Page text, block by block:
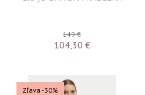
149 €
104,30 €
Zľava -30%